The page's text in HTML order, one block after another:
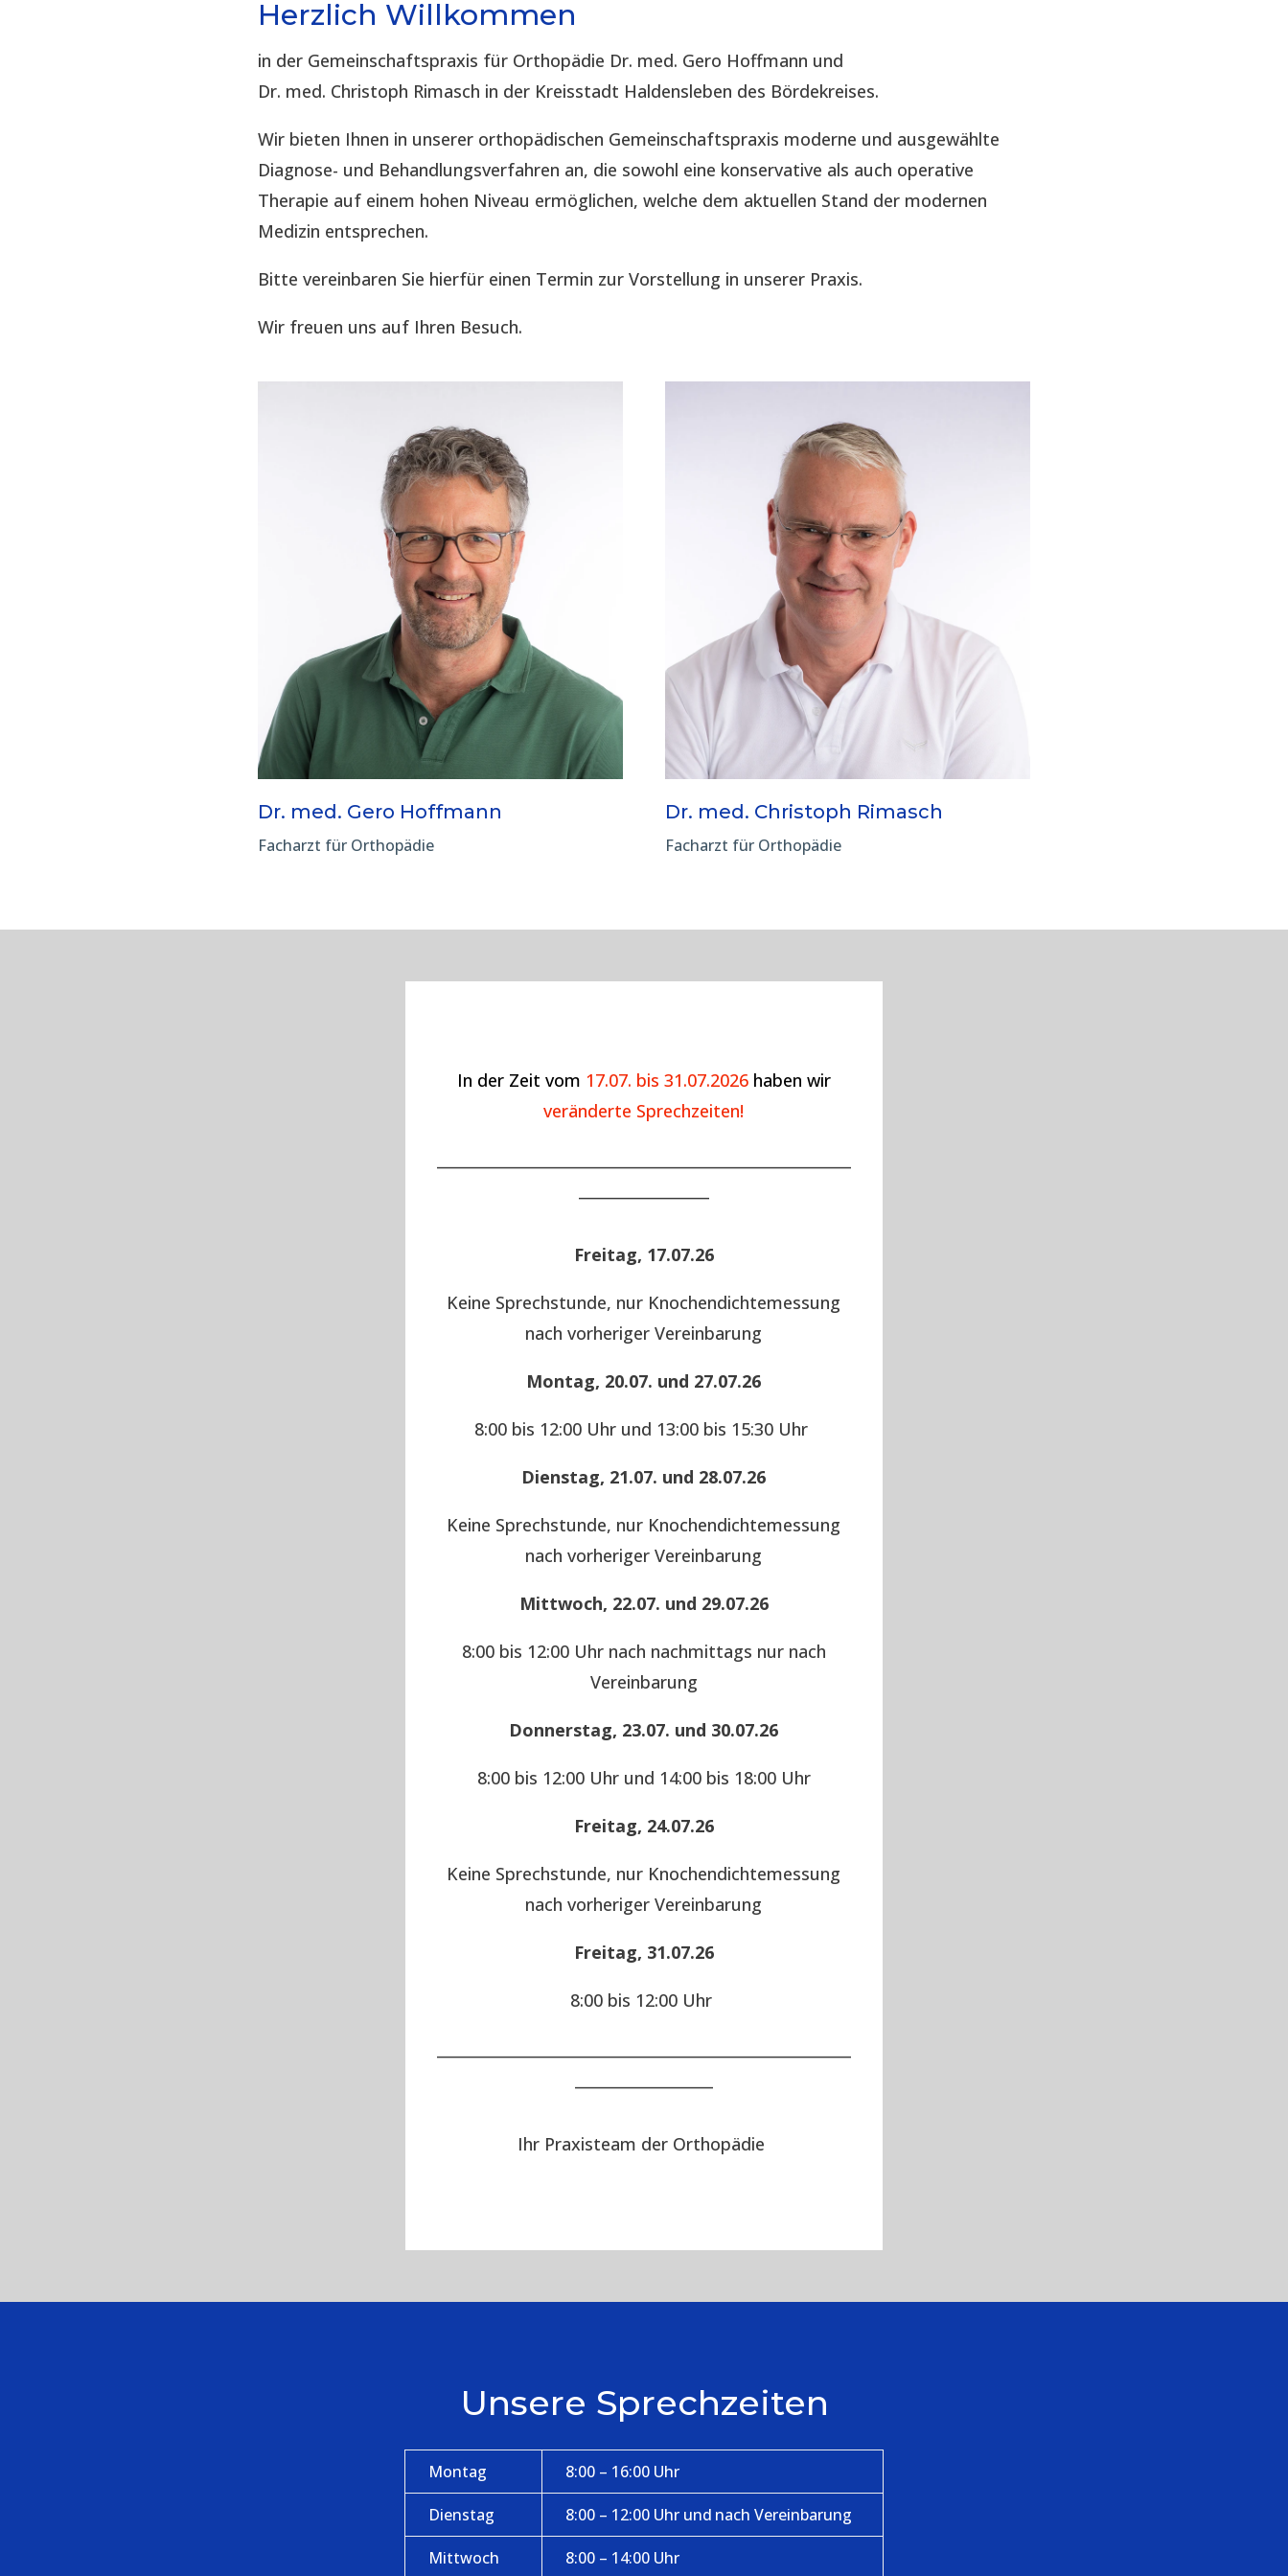
Herzlich Willkommen
in der Gemeinschaftspraxis für Orthopädie Dr. med. Gero Hoffmann und
Dr. med. Christoph Rimasch in der Kreisstadt Haldensleben des Bördekreises.
Wir bieten Ihnen in unserer orthopädischen Gemeinschaftspraxis moderne und ausgewählte
Diagnose- und Behandlungsverfahren an, die sowohl eine konservative als auch operative
Therapie auf einem hohen Niveau ermöglichen, welche dem aktuellen Stand der modernen
Medizin entsprechen.
Bitte vereinbaren Sie hierfür einen Termin zur Vorstellung in unserer Praxis.
Wir freuen uns auf Ihren Besuch.
Dr. med. Gero Hoffmann
Facharzt für Orthopädie
Dr. med. Christoph Rimasch
Facharzt für Orthopädie
In der Zeit vom 17.07. bis 31.07.2026 haben wir
veränderte Sprechzeiten!
Freitag, 17.07.26
Keine Sprechstunde, nur Knochendichtemessung
nach vorheriger Vereinbarung
Montag, 20.07. und 27.07.26
8:00 bis 12:00 Uhr und 13:00 bis 15:30 Uhr
Dienstag, 21.07. und 28.07.26
Keine Sprechstunde, nur Knochendichtemessung
nach vorheriger Vereinbarung
Mittwoch, 22.07. und 29.07.26
8:00 bis 12:00 Uhr nach nachmittags nur nach
Vereinbarung
Donnerstag, 23.07. und 30.07.26
8:00 bis 12:00 Uhr und 14:00 bis 18:00 Uhr
Freitag, 24.07.26
Keine Sprechstunde, nur Knochendichtemessung
nach vorheriger Vereinbarung
Freitag, 31.07.26
8:00 bis 12:00 Uhr
Ihr Praxisteam der Orthopädie
Unsere Sprechzeiten
Montag 8:00 – 16:00 Uhr
Dienstag 8:00 – 12:00 Uhr und nach Vereinbarung
Mittwoch 8:00 – 14:00 Uhr